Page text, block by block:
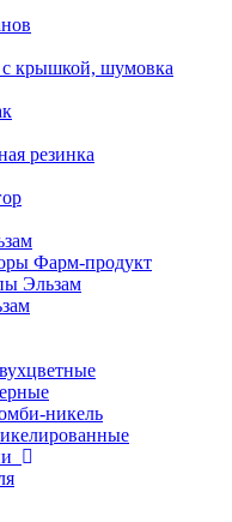
с крышкой, шумовка
резинка
Фарм-продукт
Эльзам
никель